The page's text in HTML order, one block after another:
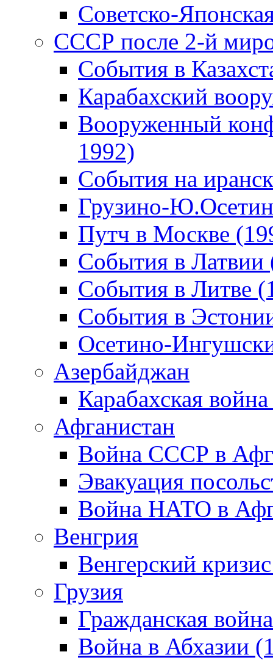
Советско-
СССР после 2-й
События в
Карабахский
Вооруженный
1992)
События на
Грузино-
Путч в Москве
События в Латвии
События в Литве
События в
Осетино-
Азербайджан
Карабахская
Афганистан
Война СССР в
Эвакуация
Война НАТО в
Венгрия
Венгерский
Грузия
Гражданская
Война в Абхазии